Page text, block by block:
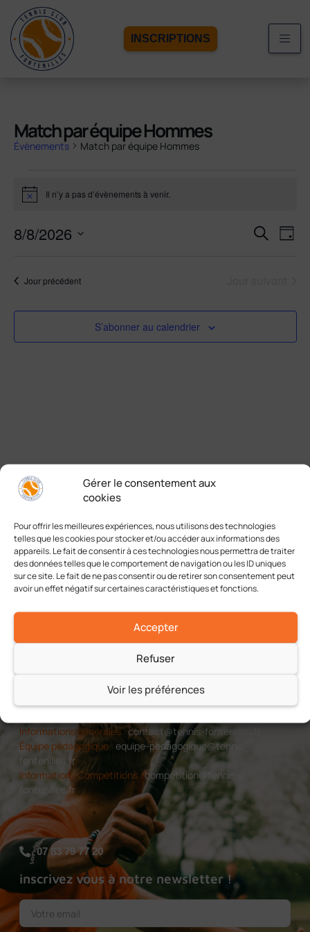
Gérer le consentement aux
cookies
Pour offrir les meilleures expériences, nous utilisons des technologies
telles que les cookies pour stocker et/ou accéder aux informations des
appareils. Le fait de consentir à ces technologies nous permettra de traiter
des données telles que le comportement de navigation ou les ID uniques
sur ce site. Le fait de ne pas consentir ou de retirer son consentement peut
avoir un effet négatif sur certaines caractéristiques et fonctions.
Accepter
Refuser
Voir les préférences
INSCRIPTIONS
Match par équipe Hommes
Évènements Match par équipe Hommes
Notice Il n’y a pas d’évènements à venir.
Recherche
de
Jour
8/8/2026
date.Jour précédent
S’abonner au calendrier
A chacun son tennis
Informations générales :contact@tennis-fontenilles.fr
Équipe pédagogique : equipe-pedagogique@tennis-
fontenilles.fr
Informations Compétitions :competition@tennis-
fontenilles.fr
07 83 79 77 20
inscrivez vous à notre newsletter !